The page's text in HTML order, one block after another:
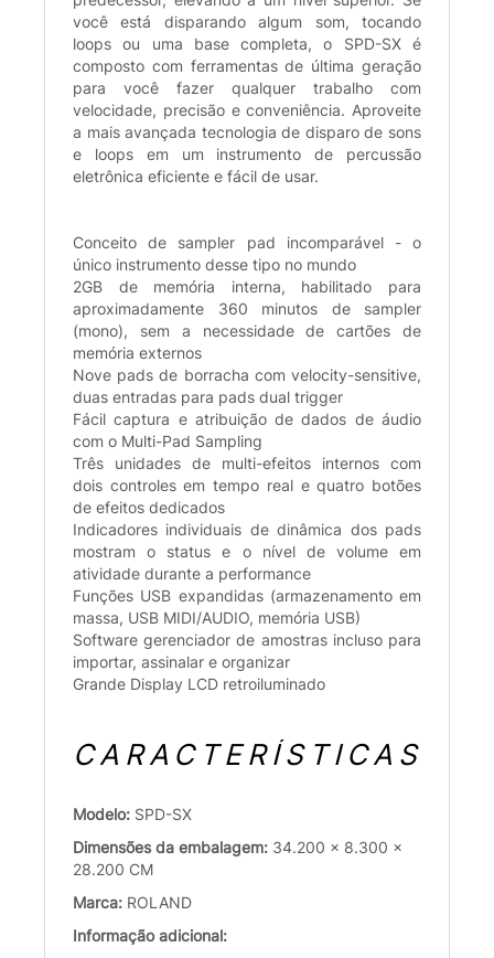
você está disparando algum som, tocando
loops ou uma base completa, o SPD-SX é
composto com ferramentas de última geração
para você fazer qualquer trabalho com
velocidade, precisão e conveniência. Aproveite
a mais avançada tecnologia de disparo de sons
e loops em um instrumento de percussão
eletrônica eficiente e fácil de usar.
Conceito de sampler pad incomparável - o
único instrumento desse tipo no mundo
2GB de memória interna, habilitado para
aproximadamente 360 minutos de sampler
(mono), sem a necessidade de cartões de
memória externos
Nove pads de borracha com velocity-sensitive,
duas entradas para pads dual trigger
Fácil captura e atribuição de dados de áudio
com o Multi-Pad Sampling
Três unidades de multi-efeitos internos com
dois controles em tempo real e quatro botões
de efeitos dedicados
Indicadores individuais de dinâmica dos pads
mostram o status e o nível de volume em
atividade durante a performance
Funções USB expandidas (armazenamento em
massa, USB MIDI/AUDIO, memória USB)
Software gerenciador de amostras incluso para
importar, assinalar e organizar
Grande Display LCD retroiluminado
CARACTERÍSTICAS
Modelo: SPD-SX
Dimensões da embalagem: 34.200 x 8.300 x
28.200 CM
Marca: ROLAND
Informação adicional: